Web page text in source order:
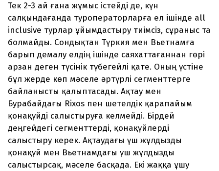
Тек 2-3 ай ғана жұмыс істейді де, күн
салқындағанда туроператорларға ел ішінде all
inclusive турлар ұйымдастыру тиімсіз, сұраныс та
болмайды. Сондықтан Түркия мен Вьетнамға
барып демалу елдің ішінде саяхаттағаннан гөрі
арзан деген түсінік түбегейлі қате. Оның үстіне
бұл жерде көп мәселе әртүрлі сегменттерге
байланысты қалыптасады. Ақтау мен
Бурабайдағы Rixos пен шетелдік қарапайым
қонақүйді салыстыруға келмейді. Бірдей
деңгейдегі сегменттерді, қонақүйлерді
салыстыру керек. Ақтаудағы үш жұлдызды
қонақүй мен Вьетнамдағы үш жұлдызды
салыстырсақ, мәселе басқада. Екі жаққа ұшу